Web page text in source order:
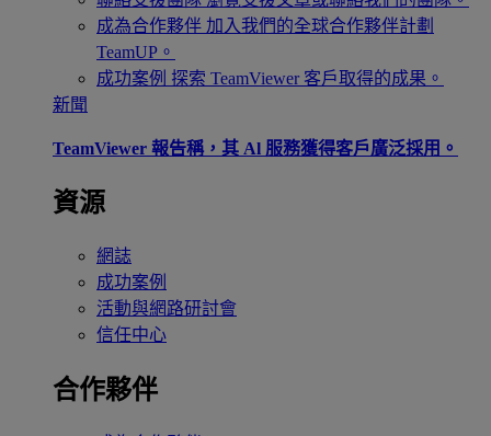
成為合作夥伴 加入我們的全球合作夥伴計劃
TeamUP。
成功案例 探索 TeamViewer 客戶取得的成果。
新聞
TeamViewer 報告稱，其 Al 服務獲得客戶廣泛採用。
資源
網誌
成功案例
活動與網路研討會
信任中心
合作夥伴